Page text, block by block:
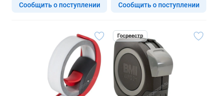
Сообщить о поступлении Сообщить о поступлении
Госреестр